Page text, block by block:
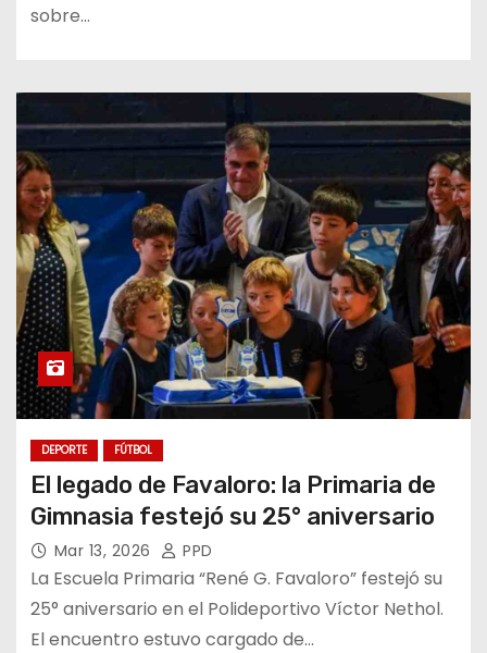
sobre…
DEPORTE FÚTBOL
El legado de Favaloro: la Primaria de
Gimnasia festejó su 25° aniversario
Mar 13, 2026 PPD
La Escuela Primaria “René G. Favaloro” festejó su
25° aniversario en el Polideportivo Víctor Nethol.
El encuentro estuvo cargado de…